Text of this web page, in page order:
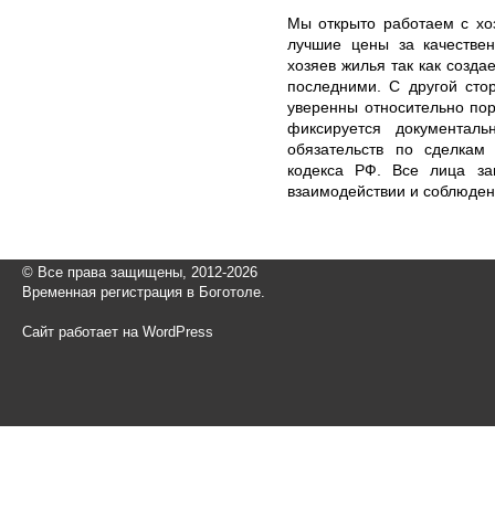
Мы открыто работаем с
лучшие цены за
хозяев жилья так как
последними. С другой
уверенны относительно
фиксируется
обязательств по
кодекса РФ. Все лица
взаимодействии и
© Все права защищены, 2012-2026
Временная регистрация в Боготоле.
Сайт работает на WordPress